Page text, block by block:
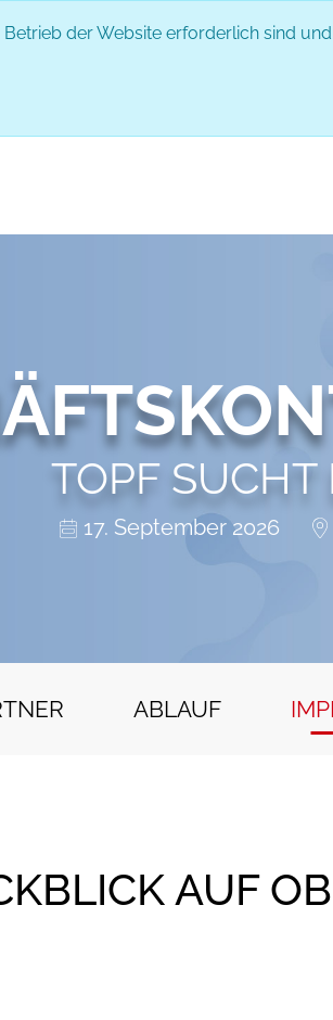
der Website erforderlich sind
TOPF SUCHT
17. September 2026
ABLAUF
AUF